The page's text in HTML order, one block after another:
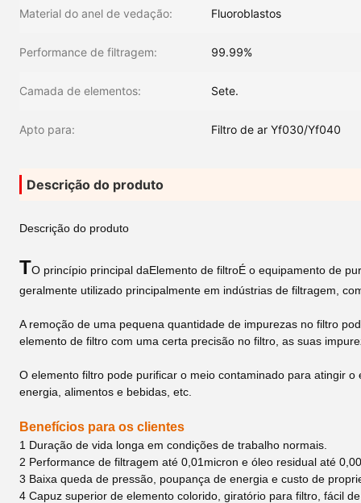
Material do anel de vedação: Fluoroblastos
Performance de filtragem: 99.99%
Camada de elementos: Sete.
Apto para: Filtro de ar Yf030/Yf040
Descrição do produto
Descrição do produto
TO princípio principal daElemento de filtroÉ o equipamento de
geralmente utilizado principalmente em indústrias de filtragem,
A remoção de uma pequena quantidade de impurezas no filtro
elemento de filtro com uma certa precisão no filtro, as suas
O elemento filtro pode purificar o meio contaminado para atingir
energia, alimentos e bebidas, etc.
Benefícios para os clientes
1 Duração de vida longa em condições de trabalho normais.
2 Performance de filtragem até 0,01micron e óleo residual até
3 Baixa queda de pressão, poupança de energia e custo de
4 Capuz superior de elemento colorido, giratório para filtro, fácil